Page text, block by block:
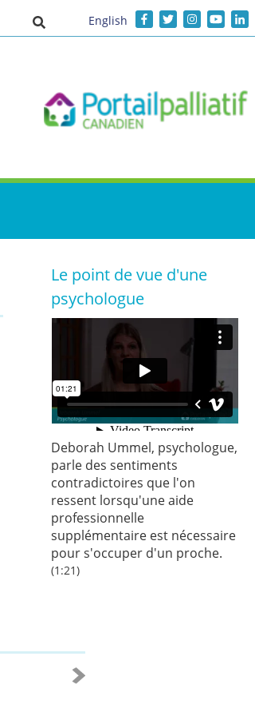
Activer/désactiver la saisie de
English
Le point de vue d'une
psychologue
Deborah Ummel, psychologue,
parle des sentiments
contradictoires que l'on
ressent lorsqu'une aide
professionnelle
supplémentaire est nécessaire
pour s'occuper d'un proche.
(1:21)